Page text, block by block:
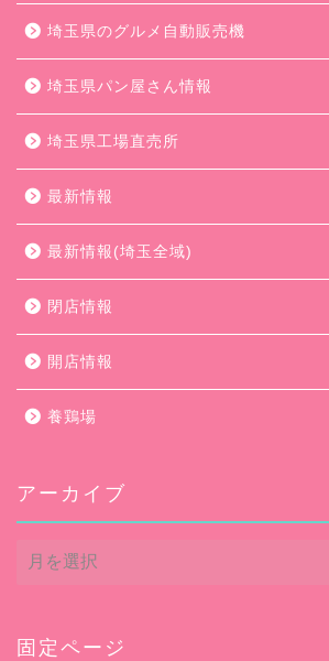
埼玉県のグルメ自動販売機
埼玉県パン屋さん情報
埼玉県工場直売所
最新情報
最新情報(埼玉全域)
閉店情報
開店情報
養鶏場
アーカイブ
ア
ー
ブ
固定ページ